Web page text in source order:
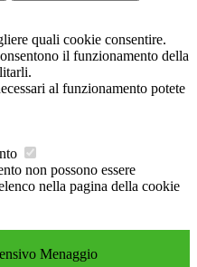
quali cookie consentire.
il funzionamento della
al funzionamento potete
non possono essere
nella pagina della cookie
Menaggio